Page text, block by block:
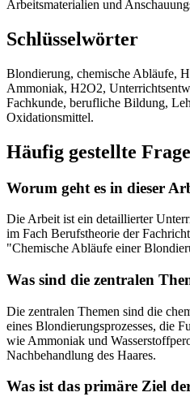
Arbeitsmaterialien und
Schlüsselwörter
Blondierung, chemische Abläufe,
Ammoniak, H2O2,
Fachkunde, berufliche Bildung,
Oxidationsmittel.
Häufig gestellte
Worum geht es in dieser
Die Arbeit ist ein detaillierter
im Fach Berufstheorie der
"Chemische Abläufe einer
Was sind die zentralen
Die zentralen Themen sind die
eines Blondierungsprozesses, die
wie Ammoniak und
Nachbehandlung des Haares.
Was ist das primäre Ziel